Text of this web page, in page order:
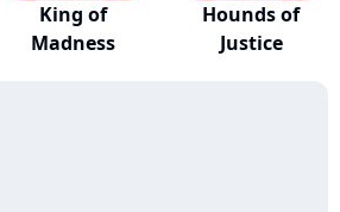
King of
Madness
Hounds of
Justice